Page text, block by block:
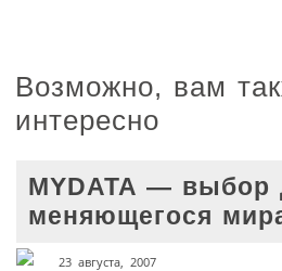
Возможно, вам
интересно
MYDATA — выбор
меняющегося
23 августа, 2007